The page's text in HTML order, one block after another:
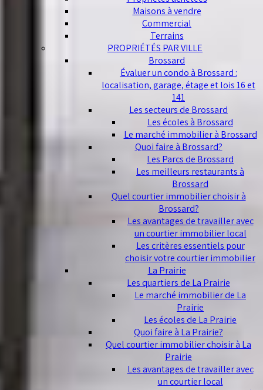
Maisons à vendre
Commercial
Terrains
PROPRIÉTÉS PAR VILLE
Brossard
Évaluer un condo à Brossard :
localisation, garage, étage et lois 16 et
141
Les secteurs de Brossard
Les écoles à Brossard
Le marché immobilier à Brossard
Quoi faire à Brossard?
Les Parcs de Brossard
Les meilleurs restaurants à
Brossard
Quel courtier immobilier choisir à
Brossard?
Les avantages de travailler avec
un courtier immobilier local
Les critères essentiels pour
choisir votre courtier immobilier
La Prairie
Les quartiers de La Prairie
Le marché immobilier de La
Prairie
Les écoles de La Prairie
Quoi faire à La Prairie?
Quel courtier immobilier choisir à La
Prairie
Les avantages de travailler avec
un courtier local